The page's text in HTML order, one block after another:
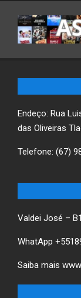
Endeço: Rua
das Oliveiras
Telefone: (67)
Valdei José –
WhatApp
Saiba mais